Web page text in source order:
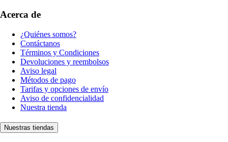
Acerca de
¿Quiénes somos?
Contáctanos
Términos y Condiciones
Devoluciones y reembolsos
Aviso legal
Métodos de pago
Tarifas y opciones de envío
Aviso de confidencialidad
Nuestra tienda
Nuestras tiendas